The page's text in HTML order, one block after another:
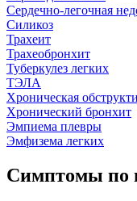
Сердечно-легочная
Силикоз
Трахеит
Трахеобронхит
Туберкулез легких
ТЭЛА
Хроническая
Хронический бронхит
Эмпиема плевры
Эмфизема легких
Симптомы по